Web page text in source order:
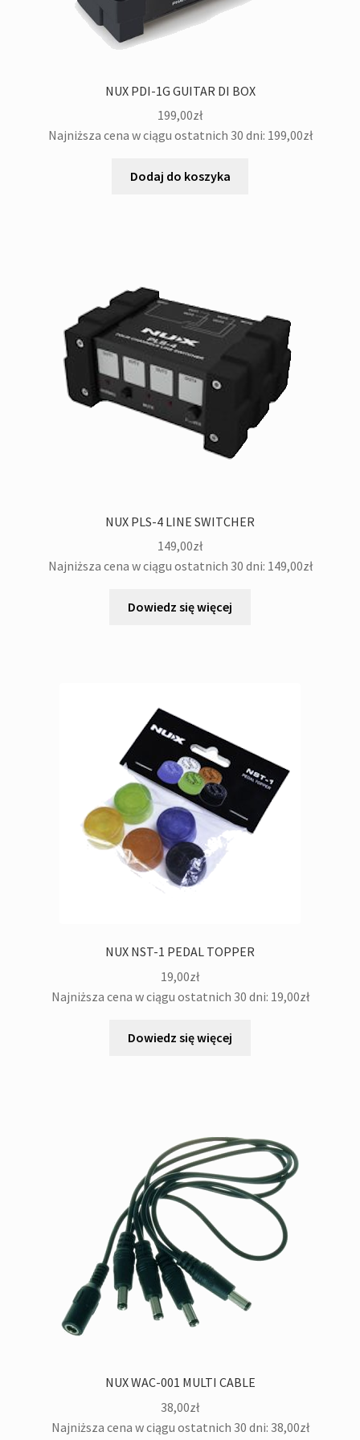
NUX PDI-1G GUITAR DI BOX
199,00zł
Najniższa cena w ciągu ostatnich 30 dni: 199,00zł
Dodaj do koszyka
NUX PLS-4 LINE SWITCHER
149,00zł
Najniższa cena w ciągu ostatnich 30 dni: 149,00zł
Dowiedz się więcej
NUX NST-1 PEDAL TOPPER
19,00zł
Najniższa cena w ciągu ostatnich 30 dni: 19,00zł
Dowiedz się więcej
NUX WAC-001 MULTI CABLE
38,00zł
Najniższa cena w ciągu ostatnich 30 dni: 38,00zł